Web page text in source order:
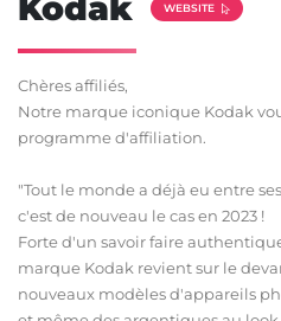
Kodak WEBSITE
Chères affiliés,
Notre marque iconique Kodak
programme d'affiliation.
"Tout le monde a déjà eu entre
c'est de nouveau le cas en 2023 !
Forte d'un savoir faire
marque Kodak revient sur le
nouveaux modèles d'appareils